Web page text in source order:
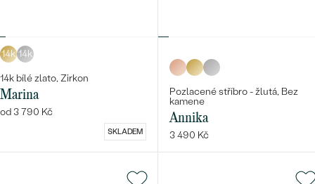
14k 14k
14k bílé zlato, Zirkon
Marina
od 3 790 Kč
SKLADEM
Pozlacené stříbro - žlutá, Bez
kamene
Annika
3 490 Kč